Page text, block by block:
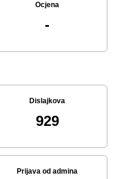
Ocjena
-
Dislajkova
929
Prijava od admina